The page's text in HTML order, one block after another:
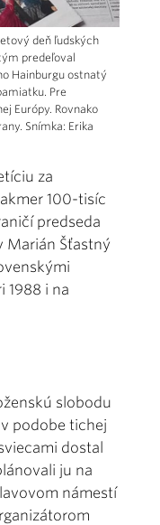
deň ľudských
predeľoval
Hainburgu ostnatý
Pre
Európy. Rovnako
Snímka: Erika
za
100-tisíc
predseda
Marián Šťastný
1988 i na
slobodu
podobe tichej
dostal
ju na
námestí